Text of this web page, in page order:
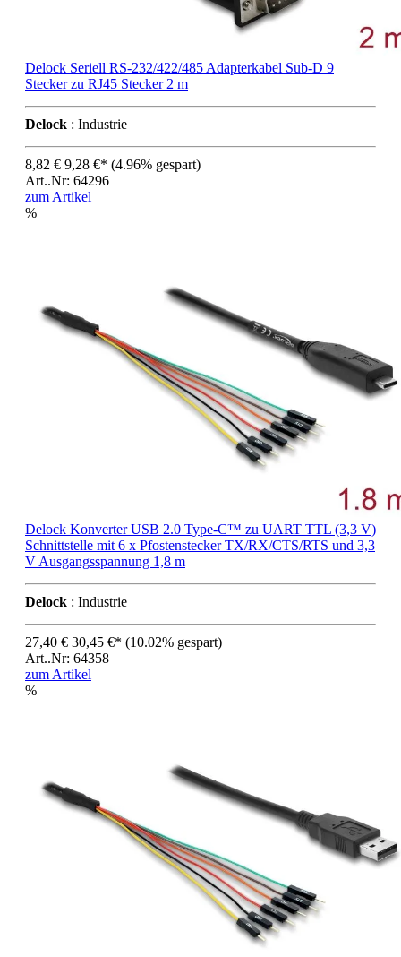
Delock Seriell RS-232/422/485 Adapterkabel Sub-D 9
Stecker zu RJ45 Stecker 2 m
Delock : Industrie
8,82 € 9,28 €* (4.96% gespart)
Art..Nr: 64296
zum Artikel
%
Delock Konverter USB 2.0 Type-C™ zu UART TTL (3,3 V)
Schnittstelle mit 6 x Pfostenstecker TX/RX/CTS/RTS und 3,3
V Ausgangsspannung 1,8 m
Delock : Industrie
27,40 € 30,45 €* (10.02% gespart)
Art..Nr: 64358
zum Artikel
%